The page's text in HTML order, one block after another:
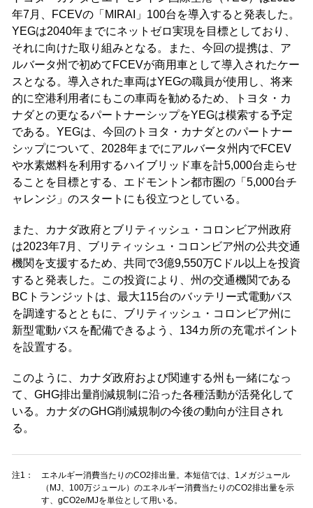
年7月、FCEVの「MIRAI」100台を導入すると発表した。
YEGは2040年までにネットゼロ実現を目標としており、
それに向けた取り組みとなる。また、今回の提携は、ア
ルバータ州で初めてFCEVが商用車として導入されたケー
スとなる。導入された車両はYEGの職員が使用し、将来
的に空港利用者にもこの車両を勧めるため、トヨタ・カ
ナダとの更なるパートナーシップをYEGは模索する予定
である。YEGは、今回のトヨタ・カナダとのパートナー
シップについて、2028年までにアルバータ州内でFCEV
や水素燃料を利用するハイブリッド車を計5,000台走らせ
ることを目標とする、エドモントン都市圏の「5,000台チ
ャレンジ」のスタートにも役立つとしている。
また、カナダ政府とブリティッシュ・コロンビア州政府
は2023年7月、ブリティッシュ・コロンビア州の公共交通
機関を支援するため、共同で3億9,550万Cドル以上を投資
すると発表した。この投資により、州の交通機関である
BCトランジットは、最大115台のバッテリー式電動バス
を調達するとともに、ブリティッシュ・コロンビア州に
新型電動バスを配備できるよう、134カ所の充電ポイント
を設置する。
このように、カナダ政府および関連する州も一緒になっ
て、GHG排出量削減規制に沿った各種活動が活発化して
いる。カナダのGHG削減規制の今後の動向が注目され
る。
注1：
エネルギー消費当たりのCO2排出量。本短信では、1メガジュール
（MJ、100万ジュール）のエネルギー消費当たりのCO2排出量を示
す、gCO2e/MJを単位として用いる。